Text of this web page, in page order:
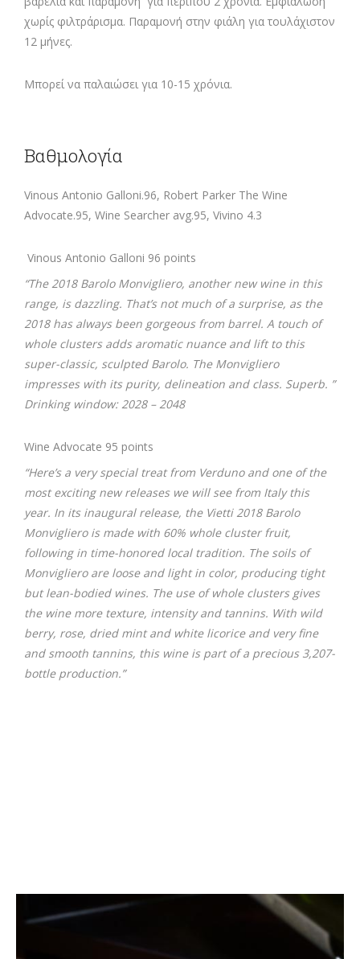
χωρίς φιλτράρισμα. Παραμονή στην φιάλη για τουλάχιστον
12 μήνες.
Mπορεί να παλαιώσει για 10-15 χρόνια.
Βαθμολογία
Vinous Antonio Galloni.96, Robert Parker The Wine
Advocate.95, Wine Searcher avg.95, Vivino 4.3
Vinous Antonio Galloni 96 points
“The 2018 Barolo Monvigliero, another new wine in this
range, is dazzling. That’s not much of a surprise, as the
2018 has always been gorgeous from barrel. A touch of
whole clusters adds aromatic nuance and lift to this
super-classic, sculpted Barolo. The Monvigliero
impresses with its purity, delineation and class. Superb. ”
Drinking window: 2028 – 2048
Wine Advocate 95 points
“Here’s a very special treat from Verduno and one of the
most exciting new releases we will see from Italy this
year. In its inaugural release, the Vietti 2018 Barolo
Monvigliero is made with 60% whole cluster fruit,
following in time-honored local tradition. The soils of
Monvigliero are loose and light in color, producing tight
but lean-bodied wines. The use of whole clusters gives
the wine more texture, intensity and tannins. With wild
berry, rose, dried mint and white licorice and very fine
and smooth tannins, this wine is part of a precious 3,207-
bottle production.”